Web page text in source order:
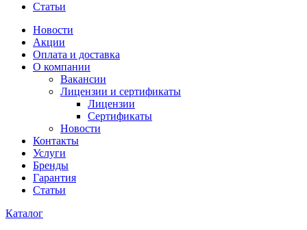
Статьи
Новости
Акции
Оплата и доставка
О компании
Вакансии
Лицензии и сертификаты
Лицензии
Сертификаты
Новости
Контакты
Услуги
Бренды
Гарантия
Статьи
Каталог